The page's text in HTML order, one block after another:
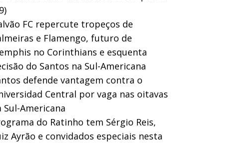
FC repercute tropeços de
e Flamengo, futuro de
no Corinthians e esquenta
do Santos na Sul-Americana
defende vantagem contra o
Central por vaga nas oitavas
Sul-Americana
do Ratinho tem Sérgio Reis,
Ayrão e convidados especiais nesta